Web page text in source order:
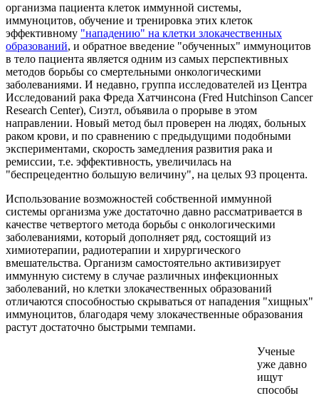
организма пациента клеток иммунной системы,
иммуноцитов, обучение и тренировка этих клеток
эффективному "нападению" на клетки злокачественных
образований, и обратное введение "обученных" иммуноцитов
в тело пациента является одним из самых перспективных
методов борьбы со смертельными онкологическими
заболеваниями. И недавно, группа исследователей из Центра
Исследований рака Фреда Хатчинсона (Fred Hutchinson Cancer
Research Center), Сиэтл, объявила о прорыве в этом
направлении. Новый метод был проверен на людях, больных
раком крови, и по сравнению с предыдущими подобными
экспериментами, скорость замедления развития рака и
ремиссии, т.е. эффективность, увеличилась на
"беспрецедентно большую величину", на целых 93 процента.
Использование возможностей собственной иммунной
системы организма уже достаточно давно рассматривается в
качестве четвертого метода борьбы с онкологическими
заболеваниями, который дополняет ряд, состоящий из
химиотерапии, радиотерапии и хирургического
вмешательства. Организм самостоятельно активизирует
иммунную систему в случае различных инфекционных
заболеваний, но клетки злокачественных образований
отличаются способностью скрываться от нападения "хищных"
иммуноцитов, благодаря чему злокачественные образования
растут достаточно быстрыми темпами.
Ученые
уже давно
ищут
способы